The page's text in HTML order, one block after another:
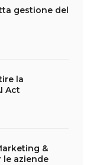
gestione del
la
Act
&
le aziende